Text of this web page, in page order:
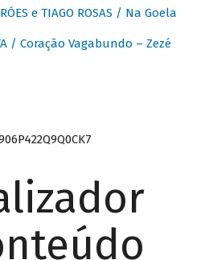
e TIAGO ROSAS / Na Goela
/ Coração Vagabundo – Zezé